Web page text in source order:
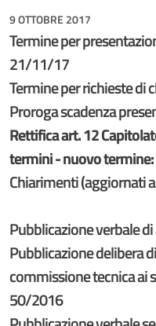
9 OTTOBRE 2017
Termine per
21/11/17
Termine per richieste
Proroga scadenza
Rettifica art. 12
termini - nuovo
Chiarimenti (aggiornati
Pubblicazione verbale
Pubblicazione delibera
commissione tecnica ai
50/2016